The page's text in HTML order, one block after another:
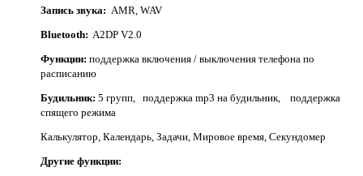
Запись звука: AMR, WAV
Bluetooth: A2DP V2.0
Функции: поддержка включения / выключения телефона по
расписанию
Будильник: 5 групп, поддержка mp3 на будильник, поддержка
спящего режима
Калькулятор, Календарь, Задачи, Мировое время, Секундомер
Другие функции: